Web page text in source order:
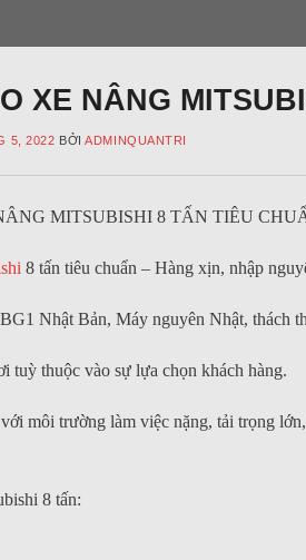
XE NÂNG
5, 2022 BỞIADMINQUANTRI
MITSUBISHI 8 TẤN TIÊU
8 tấn tiêu chuẩn – Hàng xịn, nhập
Nhật Bản, Máy nguyên Nhật, thách
tuỳ thuộc vào sự lựa chọn khách hàng.
môi trường làm việc nặng, tải trọng
8 tấn: